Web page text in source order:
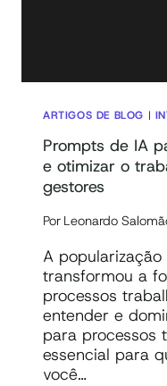
ARTIGOS DE BLOG |
Prompts de IA
e otimizar o
gestores
Por Leonardo
A
transformou a
processos
entender e
para processos
essencial para
você…